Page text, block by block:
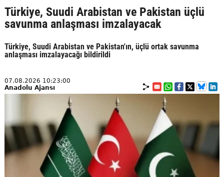
Türkiye, Suudi Arabistan ve Pakistan üçlü
savunma anlaşması imzalayacak
Türkiye, Suudi Arabistan ve Pakistan'ın, üçlü ortak savunma
anlaşması imzalayacağı bildirildi
07.08.2026 10:23:00
Anadolu Ajansı